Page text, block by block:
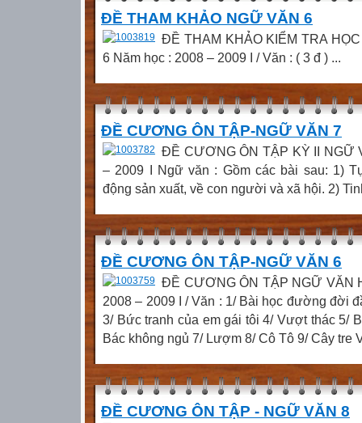
ĐỀ THAM KHẢO NGỮ VĂN 6
ĐỀ THAM KHẢO KIỂM TRA
6 Năm học : 2008 – 2009 I / Văn : ( 3 đ ) ...
ĐỀ CƯƠNG ÔN TẬP-NGỮ VĂN 7
ĐỀ CƯƠNG ÔN TẬP KỲ II NGỮ
– 2009 I Ngữ văn : Gồm các bài sau: 1)
động sản xuất, về con người và xã hội. 2)
ĐỀ CƯƠNG ÔN TẬP-NGỮ VĂN 6
ĐỀ CƯƠNG ÔN TẬP NGỮ VĂN
2008 – 2009 I / Văn : 1/ Bài học đường đời
3/ Bức tranh của em gái tôi 4/ Vượt thác 5/
Bác không ngủ 7/ Lượm 8/ Cô Tô 9/ Cây tre
ĐỀ CƯƠNG ÔN TẬP - NGỮ VĂN 8